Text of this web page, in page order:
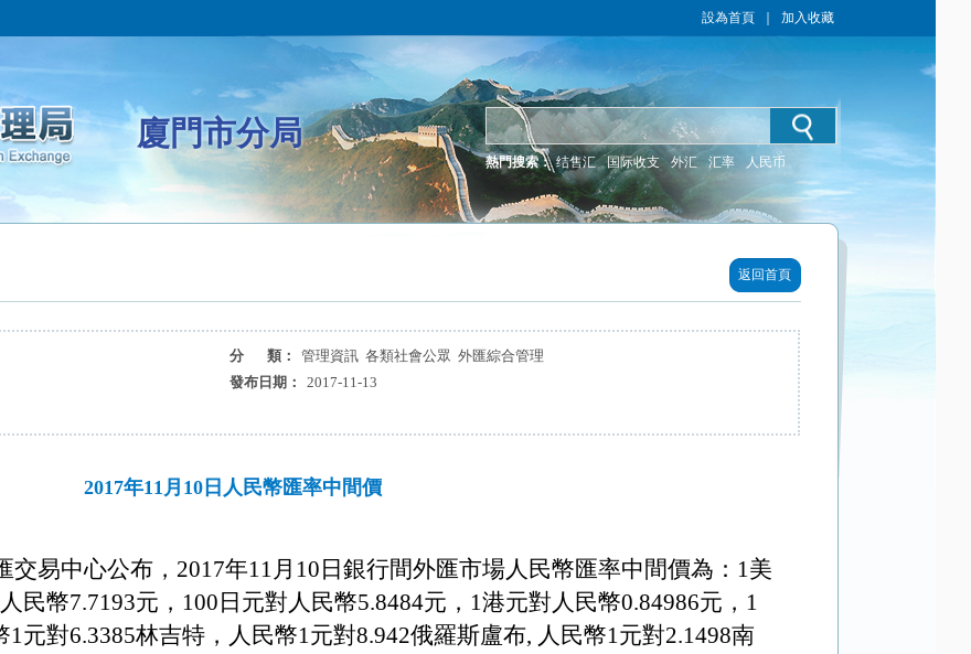
設為首頁 加入收藏
廈門市分局
熱門搜索： 结售汇 国际收支 外汇 汇率 人民币
返回首頁
分 類：
管理資訊 各類社會公眾 外匯綜合管理
發布日期：
2017-11-13
2017年11月10日人民幣匯率中間價
交易中心公布，2017年11月 10 日銀行間外匯市場人民幣匯率中間價為：1美
民幣7.7193元，100日元對人民幣5.8484元 ，1港元對人民幣0.84986元 ，1
1元對6.3385林吉特，人民幣1元對8.942俄羅斯盧布, 人民幣1元對2.1498南